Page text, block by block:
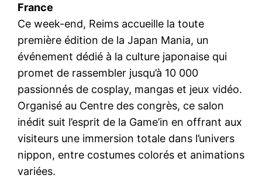
France
Ce week-end, Reims accueille la toute
première édition de la Japan Mania, un
événement dédié à la culture japonaise qui
promet de rassembler jusqu’à 10 000
passionnés de cosplay, mangas et jeux vidéo.
Organisé au Centre des congrès, ce salon
inédit suit l’esprit de la Game’in en offrant aux
visiteurs une immersion totale dans l’univers
nippon, entre costumes colorés et animations
variées.